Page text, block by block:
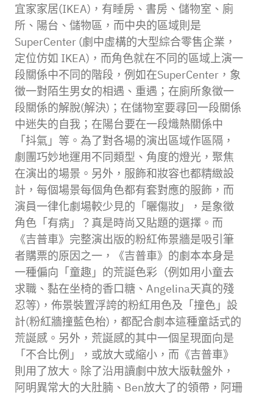
宜家家居(IKEA)，有睡房、書房、儲物室、廁
所、陽台、儲物區，而中央的區域則是
SuperCenter (劇中虛構的大型綜合零售企業，
定位仿如 IKEA)，而角色就在不同的區域上演一
段關係中不同的階段，例如在SuperCenter，象
徵一對陌生男女的相遇、重遇；在廁所象徵一
段關係的解脫(解決)；在儲物室要尋回一段關係
中迷失的自我；在陽台要在一段熾熱關係中
「抖氣」等。為了對各場的演出區域作區隔，
劇團巧妙地運用不同類型、角度的燈光，聚焦
在演出的場景。另外，服飾和妝容也都精緻設
計，每個場景每個角色都有套對應的服飾，而
演員一律化劇場較少見的「曬傷妝」，是象徵
角色「有病」？真是時尚又貼題的選擇。而
《吉普車》完整演出版的粉紅佈景牆是吸引筆
者購票的原因之一，《吉普車》的劇本本身是
一種偏向「童趣」的荒誕色彩（例如用小童去
求職、黏在坐椅的香口糖、Angelina天真的殘
忍等)，佈景裝置浮誇的粉紅用色及「撞色」設
計(粉紅牆撞藍色枱)，都配合劇本這種童話式的
荒誕感。另外，荒誕感的其中一個呈現面向是
「不合比例」，或放大或縮小，而《吉普車》
則用了放大。除了沿用讀劇中放大版軚盤外，
阿明異常大的大肚腩、Ben放大了的領帶，阿珊